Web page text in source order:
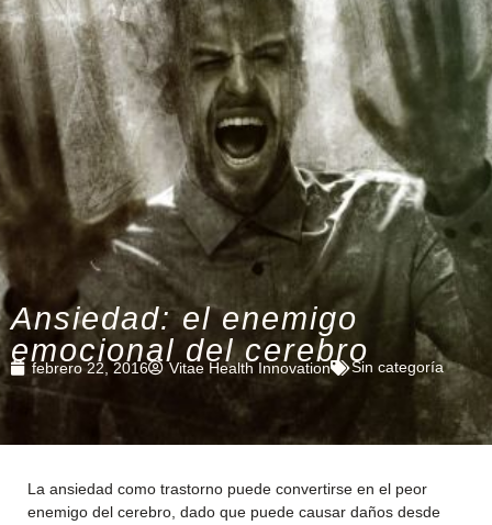
Ansiedad: el enemigo
emocional del cerebro
febrero 22, 2016 Vitae Health Innovation Sin categoría
La ansiedad como trastorno puede convertirse en el peor
enemigo del cerebro, dado que puede causar daños desde